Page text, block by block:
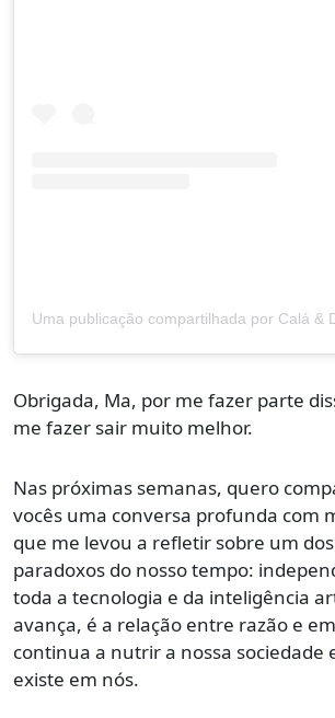
Obrigada, Ma, por me fazer parte
me fazer sair muito melhor.
Nas próximas semanas, quero
vocês uma conversa profunda com
que me levou a refletir sobre um
paradoxos do nosso tempo:
toda a tecnologia e da inteligência
avança, é a relação entre razão e
continua a nutrir a nossa sociedade
existe em nós.